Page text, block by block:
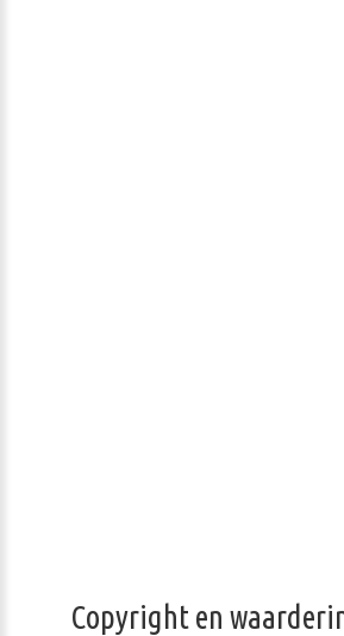
Copyright en